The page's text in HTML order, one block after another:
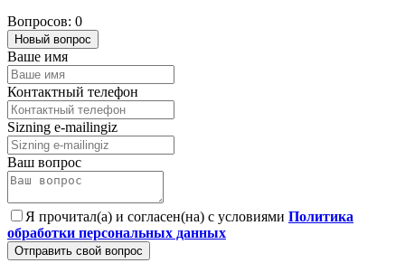
Вопросов: 0
Новый вопрос
Ваше имя
Контактный телефон
Sizning e-mailingiz
Ваш вопрос
Я прочитал(а) и согласен(на) с условиями Политика
обработки персональных данных
Отправить свой вопрос